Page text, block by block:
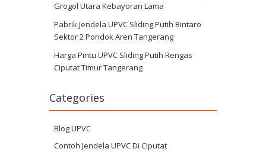
Grogol Utara Kebayoran Lama
Pabrik Jendela UPVC Sliding Putih Bintaro
Sektor 2 Pondok Aren Tangerang
Harga Pintu UPVC Sliding Putih Rengas
Ciputat Timur Tangerang
Categories
Blog UPVC
Contoh Jendela UPVC Di Ciputat